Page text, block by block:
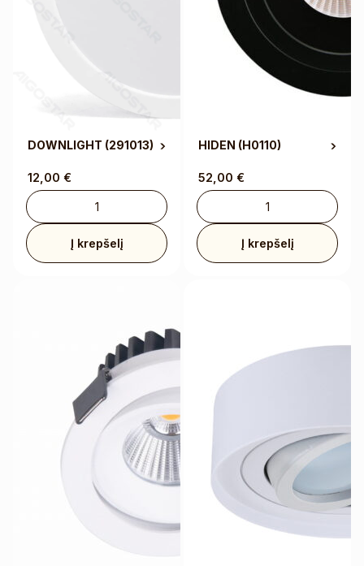
DOWNLIGHT (291013)
12,00 €
Į krepšelį
HIDEN (H0110)
52,00 €
Į krepšelį